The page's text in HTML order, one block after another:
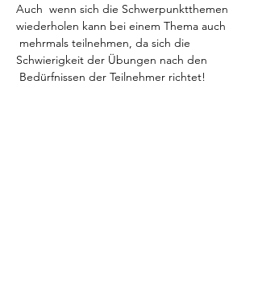
Auch  wenn sich die Schwerpunktthemen
wiederholen kann bei einem Thema auch
mehrmals teilnehmen, da sich die
Schwierigkeit der Übungen nach den
Bedürfnissen der Teilnehmer richtet!